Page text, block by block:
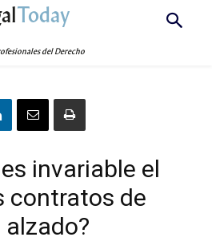
Today
del Derecho
invariable el
contratos de